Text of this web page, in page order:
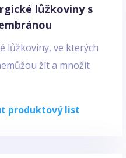
lůžkoviny s
lůžkoviny, ve kterých
žít a množit
produktový list